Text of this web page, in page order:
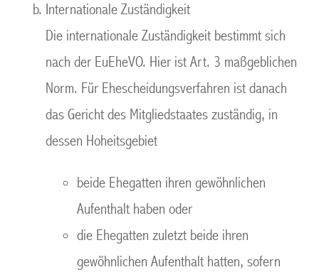
Internationale Zuständigkeit
Die internationale Zuständigkeit bestimmt sich
nach der EuEheVO. Hier ist Art. 3 maßgeblichen
Norm. Für Ehescheidungsverfahren ist danach
das Gericht des Mitgliedstaates zuständig, in
dessen Hoheitsgebiet
beide Ehegatten ihren gewöhnlichen
Aufenthalt haben oder
die Ehegatten zuletzt beide ihren
gewöhnlichen Aufenthalt hatten, sofern